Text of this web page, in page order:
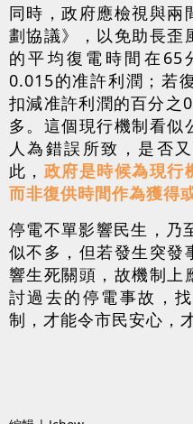
同時，政府應檢視與兩
劃協議》，以免助長歪
的平均復電時間在65
0.015的准許利潤；若
扣減准許利潤的百分之
多。這個現行機制看似
人為錯誤所致，是否
此， 政府是時候為現行
而非復供時間作為獲得
停電不單影響民生，乃
似不多，但若發生突發
響生死關頭，故機制上
討過去的停電事故，
制，才能令市民安心，